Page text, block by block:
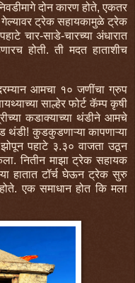
दोन कारण होते, एकतर
ट्रेक सहायकामुळे ट्रेक
चार-साडे-चारच्या अंधारात
होती. ती मदत हाताशीच
आमचा १० जणींचा ग्रुप
साल्हेर फोर्ट कॅम्प कृषी
कडाक्याच्या थंडीने आमचे
थंडी! कुडकुडणाऱ्या कापणाऱ्या
पहाटे ३.३० वाजता उठून
नितीन माझा ट्रेक सहायक
हातात टॉर्च घेऊन ट्रेक सुरु
एक समाधान होत कि मला